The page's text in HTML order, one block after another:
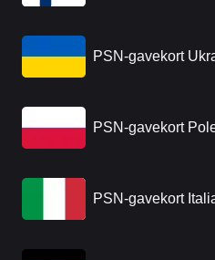
PSN-gavekort
PSN-gavekort
PSN-gavekort